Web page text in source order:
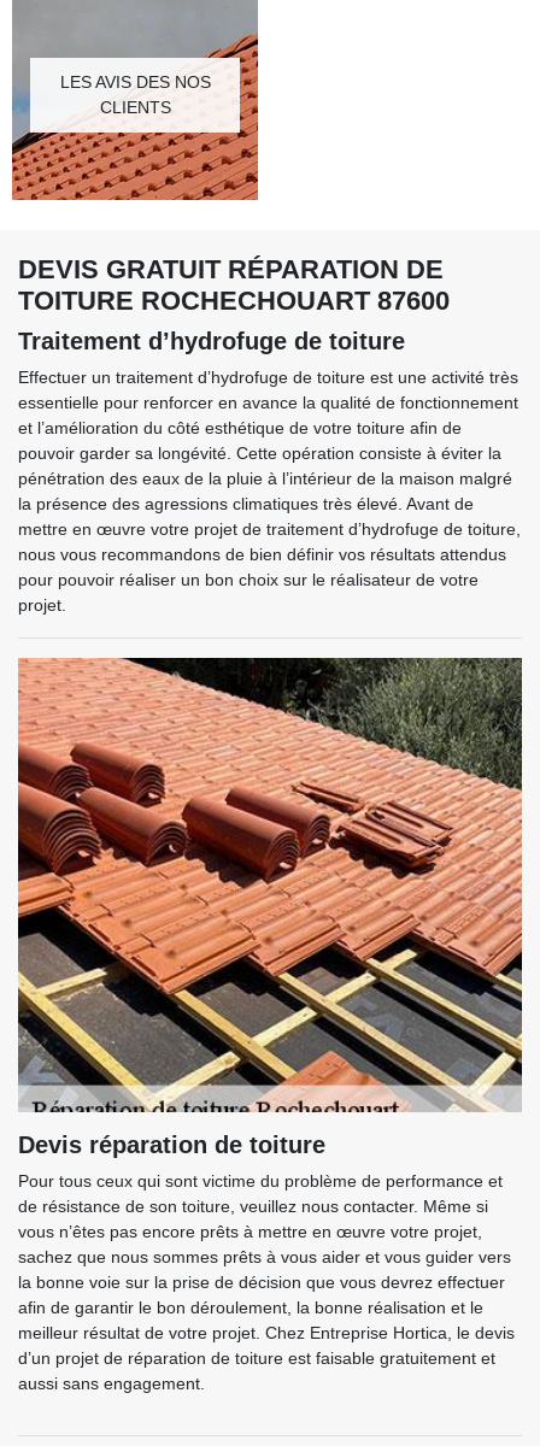
LES AVIS DES NOS
CLIENTS
DEVIS GRATUIT RÉPARATION DE
TOITURE ROCHECHOUART 87600
Traitement d’hydrofuge de toiture
Effectuer un traitement d’hydrofuge de toiture est une activité très
essentielle pour renforcer en avance la qualité de fonctionnement
et l’amélioration du côté esthétique de votre toiture afin de
pouvoir garder sa longévité. Cette opération consiste à éviter la
pénétration des eaux de la pluie à l’intérieur de la maison malgré
la présence des agressions climatiques très élevé. Avant de
mettre en œuvre votre projet de traitement d’hydrofuge de toiture,
nous vous recommandons de bien définir vos résultats attendus
pour pouvoir réaliser un bon choix sur le réalisateur de votre
projet.
Devis réparation de toiture
Pour tous ceux qui sont victime du problème de performance et
de résistance de son toiture, veuillez nous contacter. Même si
vous n’êtes pas encore prêts à mettre en œuvre votre projet,
sachez que nous sommes prêts à vous aider et vous guider vers
la bonne voie sur la prise de décision que vous devrez effectuer
afin de garantir le bon déroulement, la bonne réalisation et le
meilleur résultat de votre projet. Chez Entreprise Hortica, le devis
d’un projet de réparation de toiture est faisable gratuitement et
aussi sans engagement.